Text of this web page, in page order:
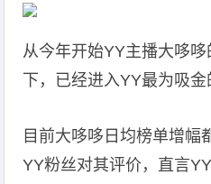
从今年开始YY主播大哆
下，已经进入YY最为吸金
目前大哆哆日均榜单增幅
YY粉丝对其评价，直言